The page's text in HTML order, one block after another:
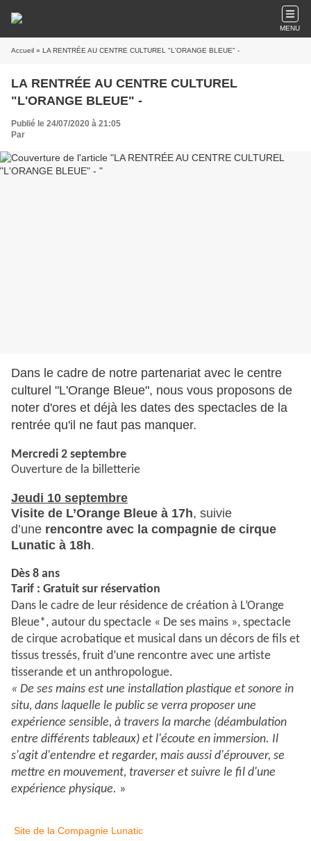
MENU
Accueil » LA RENTRÉE AU CENTRE CULTUREL "L'ORANGE BLEUE" -
LA RENTRÉE AU CENTRE CULTUREL
"L'ORANGE BLEUE" -
Publié le 24/07/2020 à 21:05
Par
Dans le cadre de notre partenariat avec le centre
culturel "L'Orange Bleue", nous vous proposons de
noter d'ores et déjà les dates des spectacles de la
rentrée qu'il ne faut pas manquer.
Mercredi 2 septembre
Ouverture de la billetterie
Jeudi 10 septembre
Visite de L’Orange Bleue à 17h, suivie
d’une rencontre avec la compagnie de cirque
Lunatic à 18h.
Dès 8 ans
Tarif : Gratuit sur réservation
Dans le cadre de leur résidence de création à L’Orange
Bleue*, autour du spectacle « De ses mains », spectacle
de cirque acrobatique et musical dans un décors de fils et
tissus tressés, fruit d’une rencontre avec une artiste
tisserande et un anthropologue.
« De ses mains est une installation plastique et sonore in
situ, dans laquelle le public se verra proposer une
expérience sensible, à travers la marche (déambulation
entre différents tableaux) et l'écoute en immersion. Il
s'agit d'entendre et regarder, mais aussi d'éprouver, se
mettre en mouvement, traverser et suivre le fil d'une
expérience physique. »
Site de la Compagnie Lunatic